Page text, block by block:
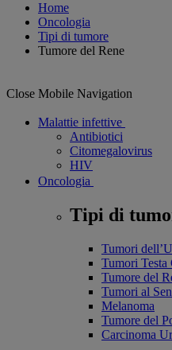
Home
Oncologia
Tipi di tumore
Tumore del Rene
Close Mobile Navigation
Malattie infettive
Antibiotici
Citomegalovirus
HIV
Oncologia
Tipi di
Tumori
Tumori Testa
Tumore del
Tumori al
Melanoma
Tumore del
Carcinoma